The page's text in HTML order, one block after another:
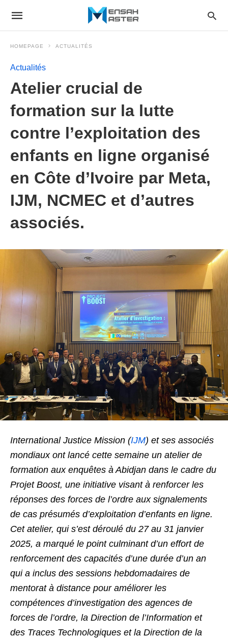
HOMEPAGE ACTUALITÉS
Actualités
Atelier crucial de
formation sur la lutte
contre l’exploitation des
enfants en ligne organisé
en Côte d’Ivoire par Meta,
IJM, NCMEC et d’autres
associés.
International Justice Mission (IJM) et ses associés
mondiaux ont lancé cette semaine un atelier de
formation aux enquêtes à Abidjan dans le cadre du
Projet Boost, une initiative visant à renforcer les
réponses des forces de l’ordre aux signalements
de cas présumés d’exploitation d’enfants en ligne.
Cet atelier, qui s’est déroulé du 27 au 31 janvier
2025, a marqué le point culminant d’un effort de
renforcement des capacités d’une durée d’un an
qui a inclus des sessions hebdomadaires de
mentorat à distance pour améliorer les
compétences d’investigation des agences de
forces de l’ordre, la Direction de l’Information et
des Traces Technologiques et la Direction de la